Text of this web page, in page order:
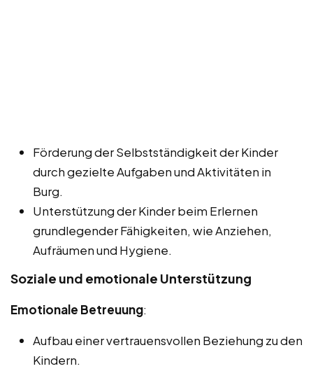
Förderung der Selbstständigkeit der Kinder
durch gezielte Aufgaben und Aktivitäten in
Burg.
Unterstützung der Kinder beim Erlernen
grundlegender Fähigkeiten, wie Anziehen,
Aufräumen und Hygiene.
Soziale und emotionale Unterstützung
Emotionale Betreuung:
Aufbau einer vertrauensvollen Beziehung zu den
Kindern.